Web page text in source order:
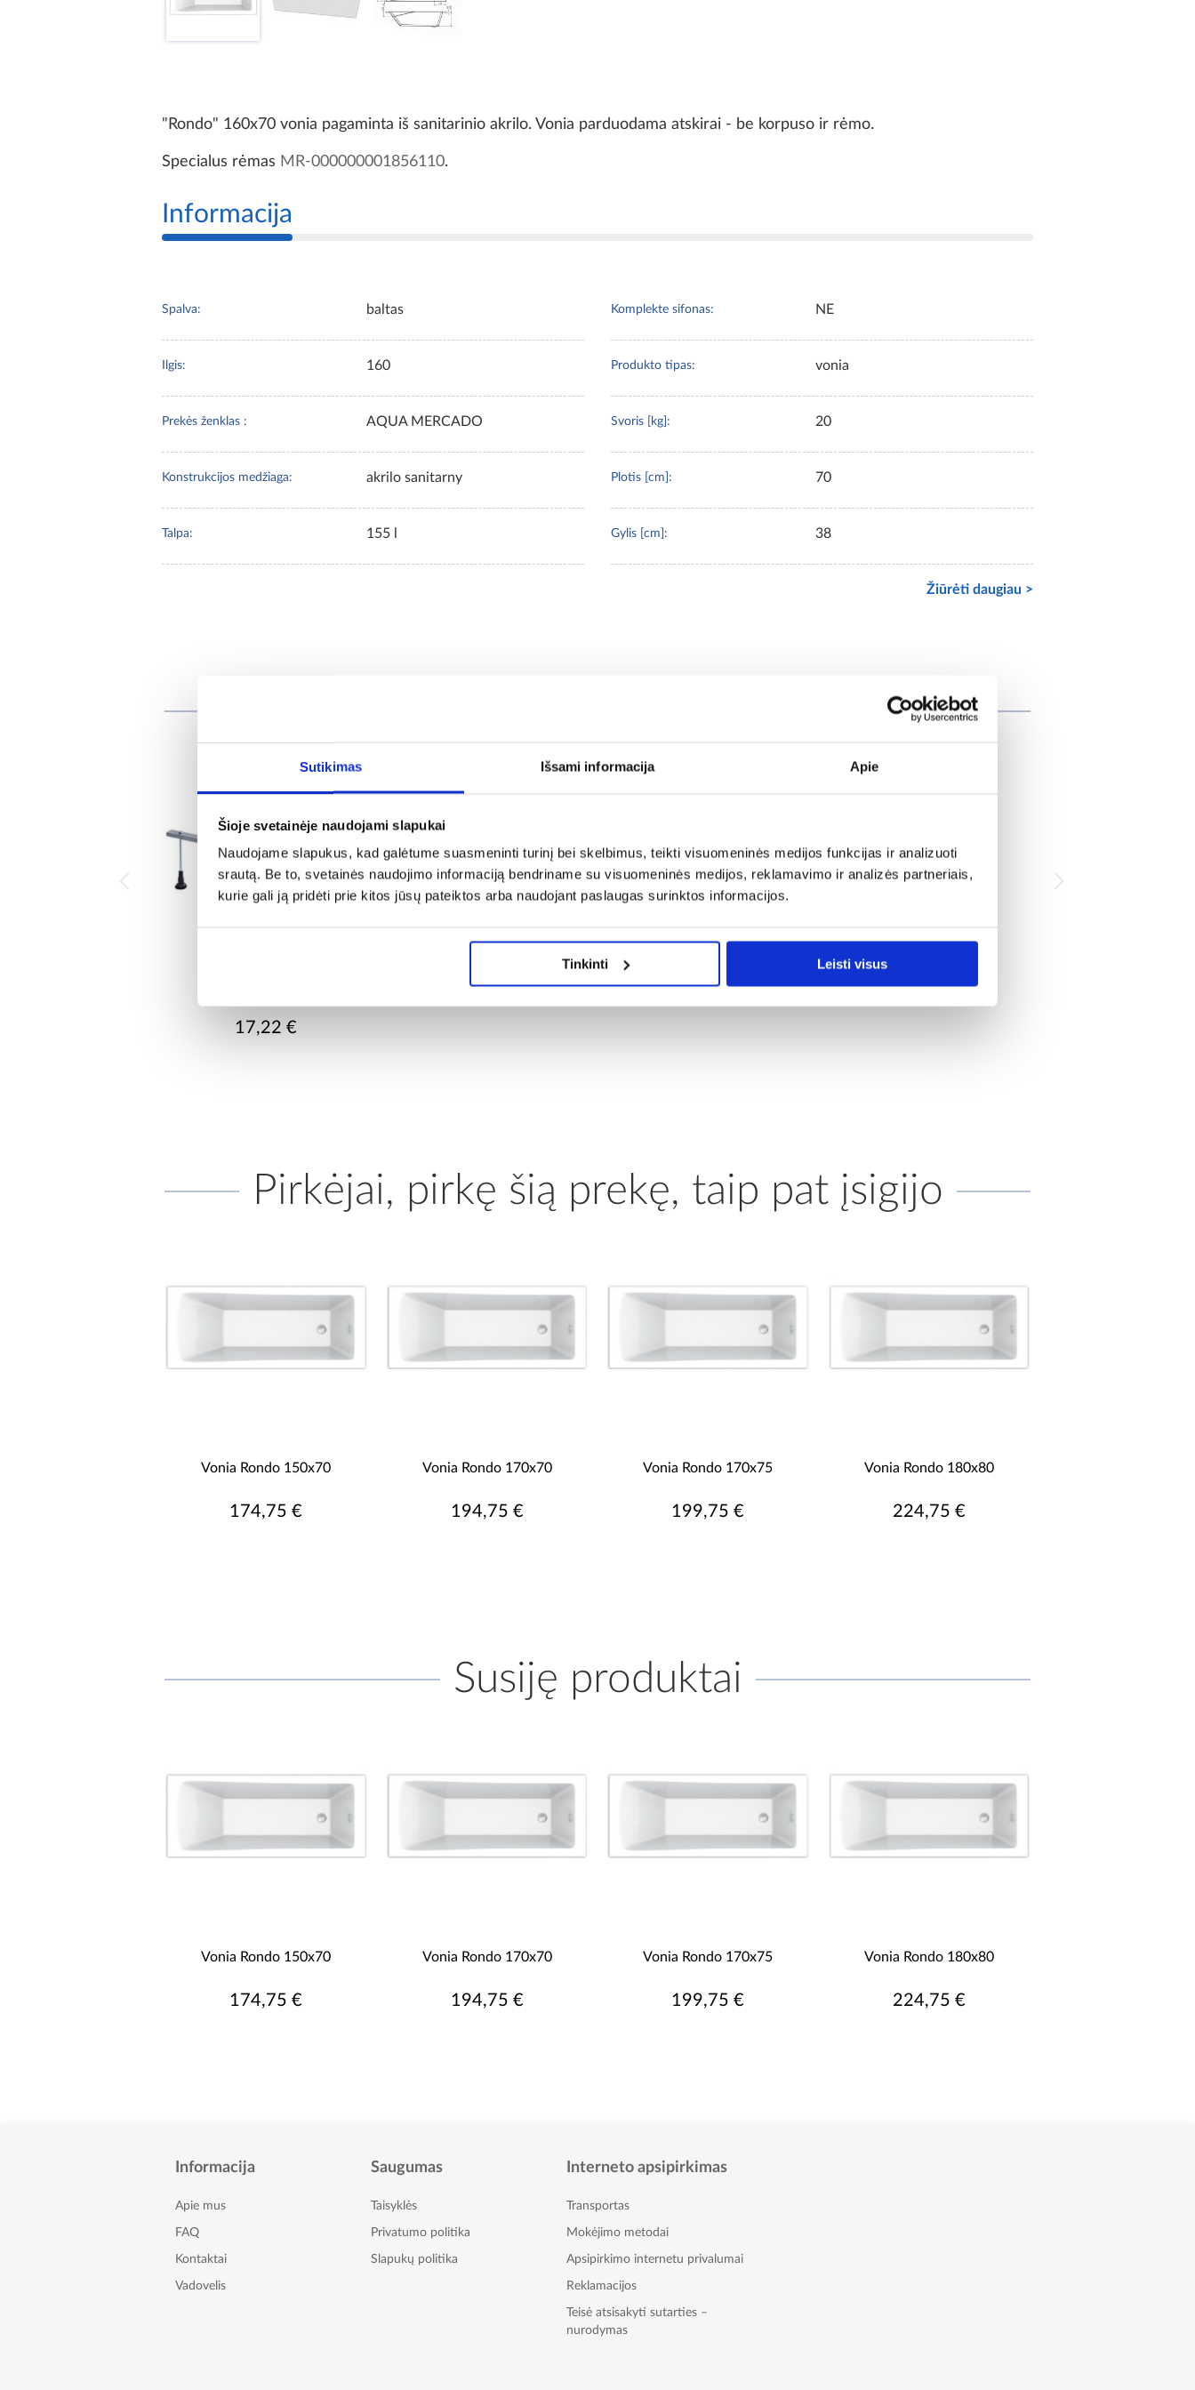
Sutikimas Išsami informacija Apie
Šioje svetainėje naudojami slapukai
Naudojame slapukus, kad galėtume suasmeninti turinį bei skelbimus, teikti visuomeninės medijos funkcijas ir analizuoti
srautą. Be to, svetainės naudojimo informaciją bendriname su visuomeninės medijos, reklamavimo ir analizės partneriais,
kurie gali ją pridėti prie kitos jūsų pateiktos arba naudojant paslaugas surinktos informacijos.
Tinkinti Leisti visus
"Rondo" 160x70 vonia pagaminta iš sanitarinio akrilo. Vonia parduodama atskirai - be korpuso ir rėmo.
Specialus rėmas MR-000000001856110.
Informacija
Spalva: baltas
Ilgis: 160
Prekės ženklas : AQUA MERCADO
Konstrukcijos medžiaga: akrilo sanitarny
Talpa: 155 l
Komplekte sifonas: NE
Produkto tipas: vonia
Svoris [kg]: 20
Plotis [cm]: 70
Gylis [cm]: 38
Žiūrėti daugiau >
17,22 €
Pirkėjai, pirkę šią prekę, taip pat įsigijo
Vonia Rondo 150x70
174,75 €
Vonia Rondo 170x70
194,75 €
Vonia Rondo 170x75
199,75 €
Vonia Rondo 180x80
224,75 €
Susiję produktai
Vonia Rondo 150x70
174,75 €
Vonia Rondo 170x70
194,75 €
Vonia Rondo 170x75
199,75 €
Vonia Rondo 180x80
224,75 €
Informacija
Apie mus
FAQ
Kontaktai
Vadovelis
Saugumas
Taisyklės
Privatumo politika
Slapukų politika
Interneto apsipirkimas
Transportas
Mokėjimo metodai
Apsipirkimo internetu privalumai
Reklamacijos
Teisė atsisakyti sutarties –
nurodymas